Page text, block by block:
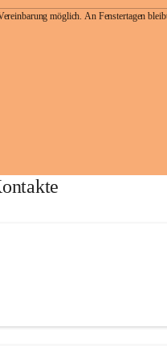
möglich. An Fenstertagen